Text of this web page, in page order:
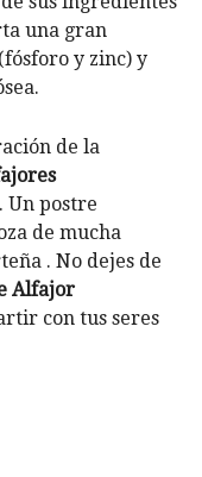
una gran
y zinc) y
de la
Un postre
de mucha
. No dejes de
Alfajor
con tus seres